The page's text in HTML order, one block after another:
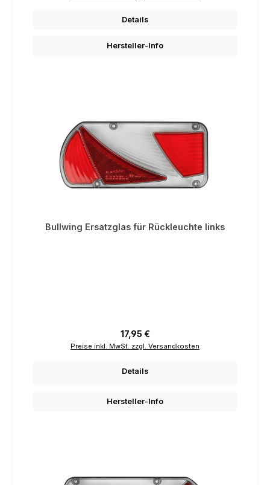
Details
Hersteller-Info
Bullwing Ersatzglas für Rückleuchte links
Regulärer Preis:
17,95 €
Preise inkl. MwSt. zzgl. Versandkosten
Details
Hersteller-Info